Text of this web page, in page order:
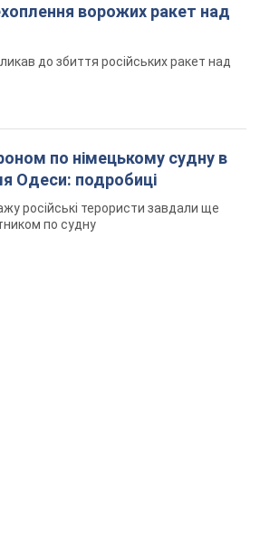
ворожих ракет над
до збиття російських ракет над
по німецькому судну в
Одеси: подробиці
російські терористи завдали ще
по судну